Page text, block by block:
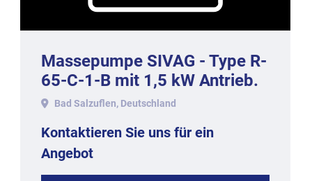
Massepumpe SIVAG - Type R-
65-C-1-B mit 1,5 kW Antrieb.
Bad Salzuflen, Deutschland
Kontaktieren Sie uns für ein
Angebot